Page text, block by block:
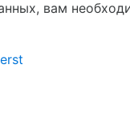
вам